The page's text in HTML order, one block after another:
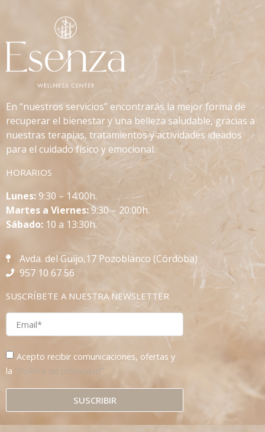
En “nuestros servicios” encontrarás la mejor forma de
recuperar el bienestar y una belleza saludable, gracias a
nuestras terapias, tratamientos y actividades ideados
para el cuidado físico y emocional.
HORARIOS
Lunes:9:30 – 14:00h.
Martes a Viernes:9:30 – 20:00h.
Sábado: 10 a 13:30h.
Avda. del Guijo,17 Pozoblanco (Córdoba)
957 10 67 56
SUSCRÍBETE A NUESTRA NEWSLETTER
Acepto recibir comunicaciones, ofertas y
la
“Política de privacidad”
SUSCRIBIR